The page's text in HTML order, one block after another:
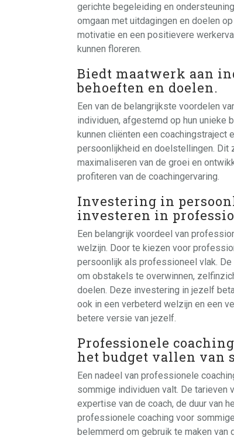
gerichte begeleiding en
omgaan met uitdagingen en doelen
motivatie en een positievere
kunnen floreren.
Biedt maatwerk aan
behoeften en doelen.
Een van de belangrijkste voordelen
individuen, afgestemd op hun unieke
kunnen cliënten een
persoonlijkheid en doelstellingen.
maximaliseren van de groei en
profiteren van de coachingervaring.
Investering in
investeren in
Een belangrijk voordeel van
welzijn. Door te kiezen voor
persoonlijk als professioneel vlak. De
om obstakels te overwinnen,
doelen. Deze investering in jezelf
ook in een verbeterd welzijn en een
betere versie van jezelf.
Professionele
het budget vallen van
Een nadeel van professionele
sommige individuen valt. De tarieven
expertise van de coach, de duur van
professionele coaching voor
belemmerd om gebruik te maken